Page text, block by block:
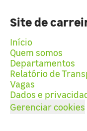
Site de
Início
Quem somos
Departamentos
Relatório de
Vagas
Dados e
Gerenciar cookies